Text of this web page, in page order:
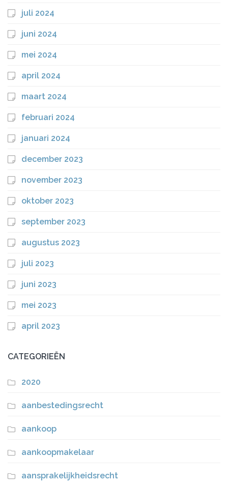
juli 2024
juni 2024
mei 2024
april 2024
maart 2024
februari 2024
januari 2024
december 2023
november 2023
oktober 2023
september 2023
augustus 2023
juli 2023
juni 2023
mei 2023
april 2023
CATEGORIEËN
2020
aanbestedingsrecht
aankoop
aankoopmakelaar
aansprakelijkheidsrecht